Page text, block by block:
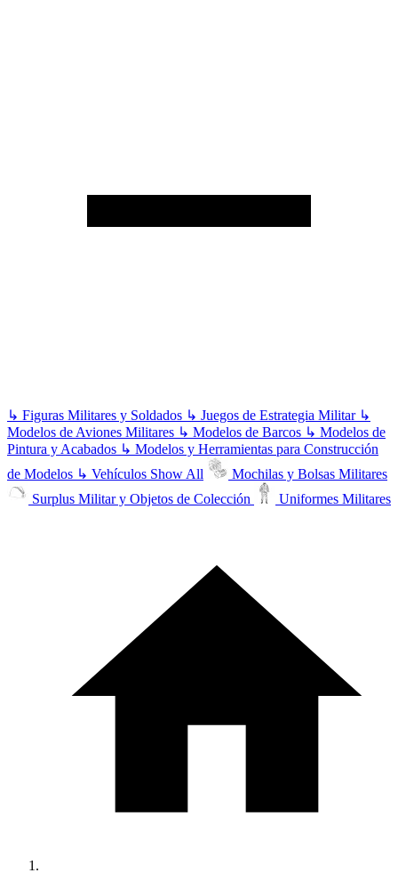
↳ Figuras Militares y Soldados ↳ Juegos de Estrategia Militar ↳
Modelos de Aviones Militares ↳ Modelos de Barcos ↳ Modelos de
Pintura y Acabados ↳ Modelos y Herramientas para Construcción
de Modelos ↳ Vehículos Show All
Mochilas y Bolsas Militares
Surplus Militar y Objetos de Colección
Uniformes Militares